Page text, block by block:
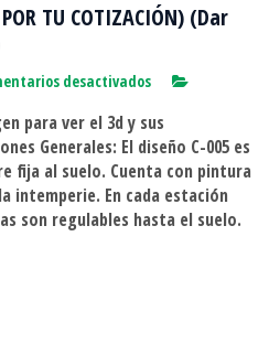
TU COTIZACIÓN) (Dar
desactivadosen
005
(PREGUNTA
POR
TU
COTIZACIÓN)
para ver el 3d y sus
Generales: El diseño C-005 es
fija al suelo. Cuenta con pintura
En cada estación
son regulables hasta el suelo.